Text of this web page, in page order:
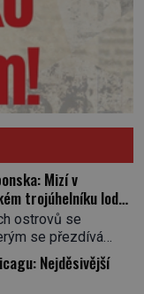
Mizí v
trojúhelníku lodě
síly?
ostrovů se
se přezdívá
se o lodích
podivných
i mořských
Nejděsivější